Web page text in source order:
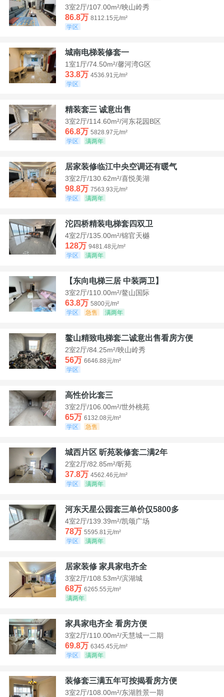
3室2厅/107.00m²/映山岭秀
86.8万 8112.15元/m²
学区
城南电梯装修套一
1室1厅/74.50m²/馨河湾G区
33.8万 4536.91元/m²
学区
精装套三 诚意出售
3室2厅/114.60m²/河东花园B区
66.8万 5828.97元/m²
学区
满两年
居家装修临江中央空调还有暖气
3室2厅/130.62m²/喜悦美湖
98.8万 7563.93元/m²
学区
满两年
沱四桥精装电梯套四双卫
4室2厅/135.00m²/锦官天樾
128万 9481.48元/m²
学区
满两年
【东向电梯三居 中装两卫】
3室2厅/110.00m²/鳌山国际
63.8万 5800元/m²
学区
急售 满两年
鳌山精致电梯套二诚意出售看房方便
2室2厅/84.25m²/映山岭秀
56万 6646.88元/m²
学区
高性价比套三
3室2厅/106.00m²/世外桃苑
65万 6132.08元/m²
学区
急售
城西片区 昕苑装修套二满2年
2室2厅/82.85m²/昕苑
37.8万 4562.46元/m²
学区
满两年
河东天星公园套三单价仅5800多
4室2厅/139.39m²/凯颂广场
78万 5595.81元/m²
学区
满两年
居家装修 家具家电齐全
3室2厅/108.53m²/滨湖城
68万 6265.55元/m²
满两年
家具家电齐全 看房方便
3室2厅/110.00m²/天慧城一二期
69.8万 6345.45元/m²
学区
满两年
装修套三满五年可按揭看房方便
3室2厅/108.00m²/东湖胜景一期